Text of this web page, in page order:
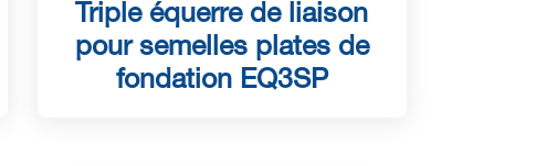
Triple équerre de liaison
pour semelles plates de
fondation EQ3SP